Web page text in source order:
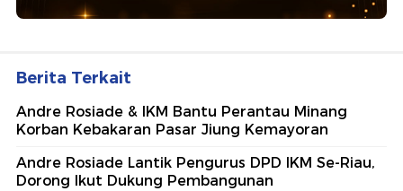
Berita Terkait
Andre Rosiade & IKM Bantu Perantau Minang
Korban Kebakaran Pasar Jiung Kemayoran
Andre Rosiade Lantik Pengurus DPD IKM Se-Riau,
Dorong Ikut Dukung Pembangunan